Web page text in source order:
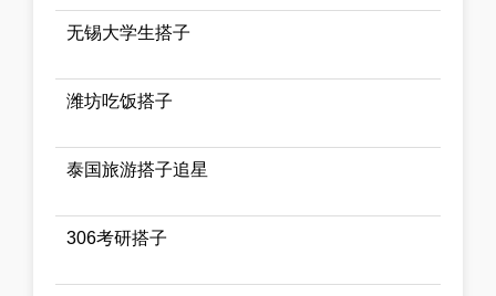
无锡大学生搭子
潍坊吃饭搭子
泰国旅游搭子追星
306考研搭子